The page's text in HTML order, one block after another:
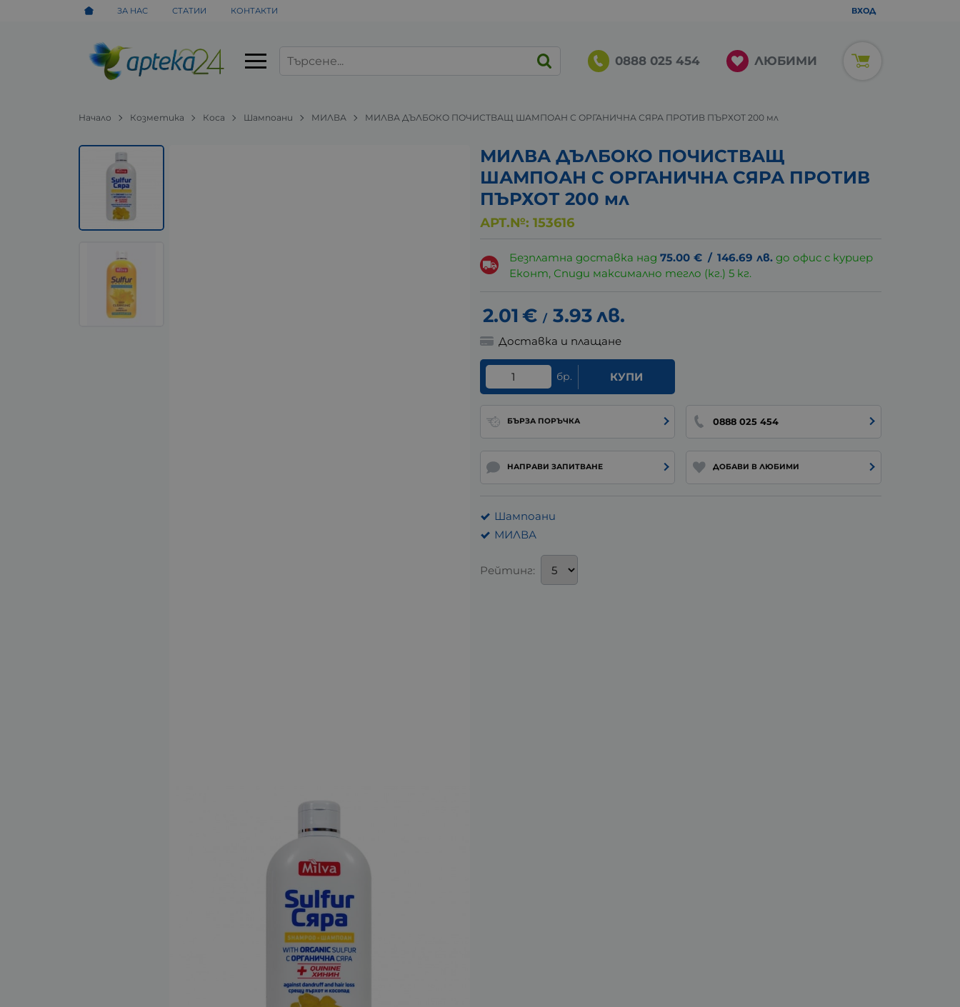
ЗА НАС СТАТИИ КОНТАКТИ ВХОД
0888 025 454 ЛЮБИМИ
Начало Козметика Коса Шампоани МИЛВА МИЛВА ДЪЛБОКО ПОЧИСТВАЩ ШАМПОАН С ОРГАНИЧНА СЯРА ПРОТИВ ПЪРХОТ 200 мл
МИЛВА ДЪЛБОКО ПОЧИСТВАЩ
ШАМПОАН С ОРГАНИЧНА СЯРА ПРОТИВ
ПЪРХОТ 200 мл
АРТ.№: 153616
Безплатна доставка над75.00 € / 146.69 лв. до офис с куриер
Еконт, Спиди максимално тегло (кг.) 5 кг.
2.01 € / 3.93лв.
Доставка и плащане
бр. КУПИ
БЪРЗА ПОРЪЧКА 0888 025 454
НАПРАВИ ЗАПИТВАНЕ ДОБАВИ В ЛЮБИМИ
Шампоани
МИЛВА
Рейтинг: